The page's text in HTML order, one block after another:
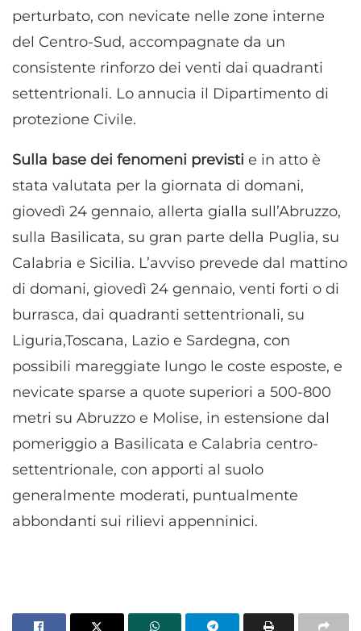
perturbato, con nevicate nelle zone interne
del Centro-Sud, accompagnate da un
consistente rinforzo dei venti dai quadranti
settentrionali. Lo annucia il Dipartimento di
protezione Civile.
Sulla base dei fenomeni previsti e in atto è
stata valutata per la giornata di domani,
giovedì 24 gennaio, allerta gialla sull’Abruzzo,
sulla Basilicata, su gran parte della Puglia, su
Calabria e Sicilia. L’avviso prevede dal mattino
di domani, giovedì 24 gennaio, venti forti o di
burrasca, dai quadranti settentrionali, su
Liguria,Toscana, Lazio e Sardegna, con
possibili mareggiate lungo le coste esposte, e
nevicate sparse a quote superiori a 500-800
metri su Abruzzo e Molise, in estensione dal
pomeriggio a Basilicata e Calabria centro-
settentrionale, con apporti al suolo
generalmente moderati, puntualmente
abbondanti sui rilievi appenninici.